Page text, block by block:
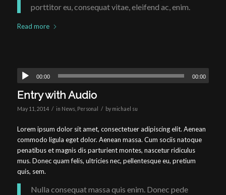
porttitor eu, consequat vitae, eleifend ac, enim.
Read more
00:00 00:00
Entry with Audio
May 11, 2014 / in News, Personal / by michael su
Lorem ipsum dolor sit amet, consectetuer adipiscing elit. Aenean
commodo ligula eget dolor. Aenean massa. Cum sociis natoque
penatibus et magnis dis parturient montes, nascetur ridiculus
mus. Donec quam felis, ultricies nec, pellentesque eu, pretium
quis, sem.
Nulla consequat massa quis enim. Donec pede